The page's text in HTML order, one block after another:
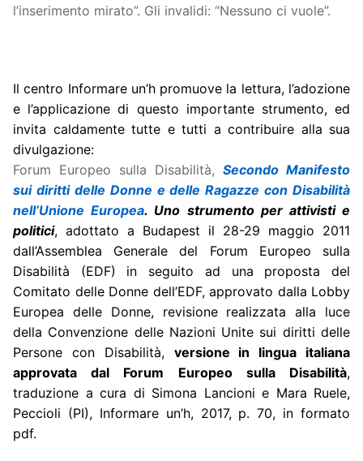
l’inserimento mirato”. Gli invalidi: “Nessuno ci vuole”.
Il centro Informare un’h promuove la lettura, l’adozione
e l’applicazione di questo importante strumento, ed
invita caldamente tutte e tutti a contribuire alla sua
divulgazione:
Forum Europeo sulla Disabilità, Secondo Manifesto
sui diritti delle Donne e delle Ragazze con Disabilità
nell’Unione Europea. Uno strumento per attivisti e
politici, adottato a Budapest il 28-29 maggio 2011
dall’Assemblea Generale del Forum Europeo sulla
Disabilità (EDF) in seguito ad una proposta del
Comitato delle Donne dell’EDF, approvato dalla Lobby
Europea delle Donne, revisione realizzata alla luce
della Convenzione delle Nazioni Unite sui diritti delle
Persone con Disabilità, versione in lingua italiana
approvata dal Forum Europeo sulla Disabilità,
traduzione a cura di Simona Lancioni e Mara Ruele,
Peccioli (PI), Informare un’h, 2017, p. 70, in formato
pdf.